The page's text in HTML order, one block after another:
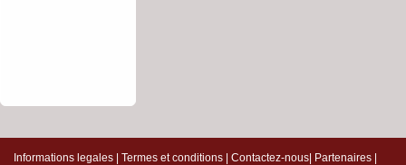
Informations legales | Termes et conditions | Contactez-nous| Partenaires |